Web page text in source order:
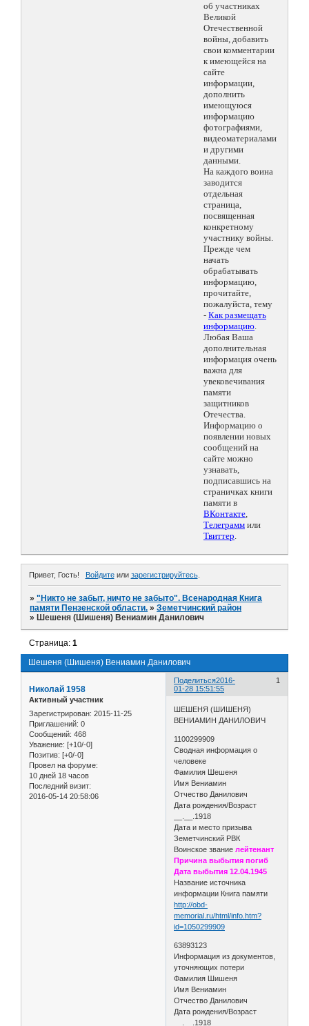
об участниках
Великой
Отечественной
войны, добавить
свои комментарии
к имеющейся на
сайте
информации,
дополнить
имеющуюся
информацию
фотографиями,
видеоматериалами
и другими
данными.
На каждого воина
заводится
отдельная
страница,
посвященная
конкретному
участнику войны.
Прежде чем
начать
обрабатывать
информацию,
прочитайте,
пожалуйста, тему
- Как размещать
информацию.
Любая Ваша
дополнительная
информация очень
важна для
увековечивания
памяти
защитников
Отечества.
Информацию о
появлении новых
сообщений на
сайте можно
узнавать,
подписавшись на
страничках книги
памяти в
ВКонтакте,
Телеграмм или
Твиттер.
Привет, Гость! Войдитеили зарегистрируйтесь.
»"Никто не забыт, ничто не забыто". Всенародная Книга
памяти Пензенской области. »Земетчинский район
» Шешеня (Шишеня) Вениамин Данилович
Шешеня (Шишеня) Вениамин Данилович
Страница:1
Поделиться 1
2016-
01-28 15:51:55
Николай 1958
Активный участник
Зарегистрирован: 2015-11-25
Приглашений: 0
Сообщений: 468
Уважение: [+10/-0]
Позитив: [+0/-0]
Провел на форуме:
10 дней 18 часов
Последний визит:
2016-05-14 20:58:06
ШЕШЕНЯ (ШИШЕНЯ)
ВЕНИАМИН ДАНИЛОВИЧ
1100299909
Сводная информация о
человеке
Фамилия Шешеня
Имя Вениамин
Отчество Данилович
Дата рождения/Возраст
__.__.1918
Дата и место призыва
Земетчинский РВК
Воинское званиелейтенант
Причина выбытия погиб
Дата выбытия 12.04.1945
Название источника
информации Книга памяти
http://obd-
memorial.ru/html/info.htm?
id=1050299909
63893123
Информация из документов,
уточняющих потери
Фамилия Шишеня
Имя Вениамин
Отчество Данилович
Дата рождения/Возраст
__.__.1918